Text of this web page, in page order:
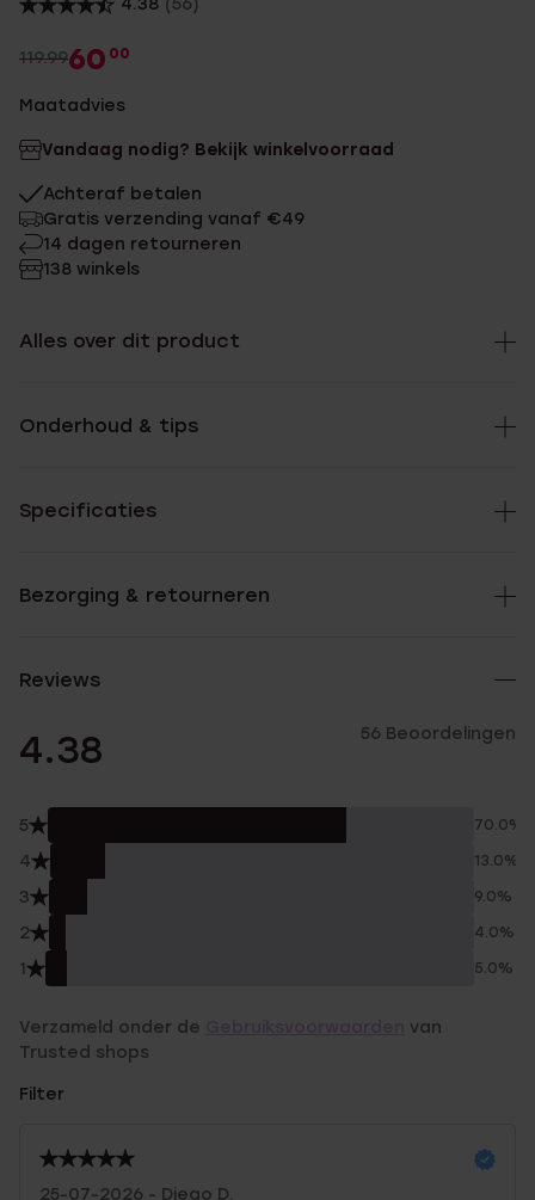
4.38 (56)
119.9960 00
Maatadvies
Vandaag nodig? Bekijk winkelvoorraad
Achteraf betalen
Gratis verzending vanaf €49
14 dagen retourneren
138 winkels
Alles over dit product
Onderhoud & tips
Specificaties
Bezorging & retourneren
Reviews
4.38 56 Beoordelingen
5 70.0%
4 13.0%
3 9.0%
2 4.0%
1 5.0%
Verzameld onder de
van
Trusted shops
Filter
25-07-2026 - Diego D.